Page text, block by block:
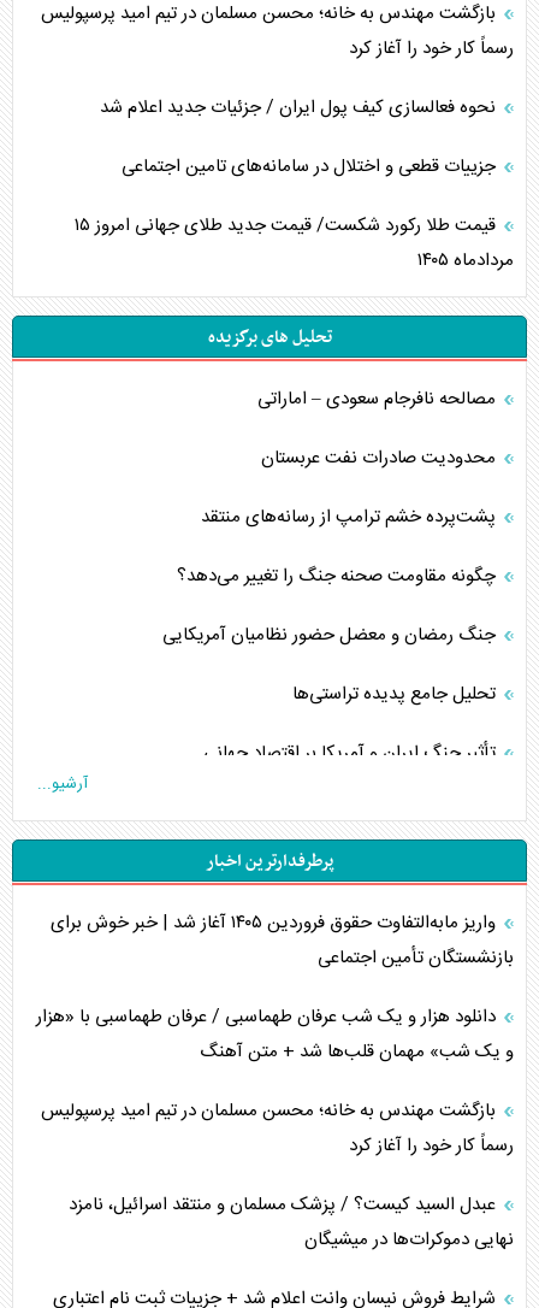
بازگشت مهندس به خانه؛ محسن مسلمان در تیم امید پرسپولیس
رسماً کار خود را آغاز کرد
نحوه فعالسازی کیف پول ایران / جزئیات جدید اعلام شد
جزییات قطعی و اختلال در سامانه‌های تامین اجتماعی
قیمت طلا رکورد شکست/ قیمت جدید طلای جهانی امروز ۱۵
مردادماه ۱۴۰۵
تحلیل های برگزیده
مصالحه نافرجام سعودی – اماراتی
محدودیت صادرات نفت عربستان
پشت‌پرده خشم ترامپ از رسانه‌های منتقد
چگونه مقاومت صحنه جنگ را تغییر می‌دهد؟
جنگ رمضان و معضل حضور نظامیان آمریکایی
تحلیل جامع پدیده تراستی‌ها
تأثیر جنگ ایران و آمریکا بر اقتصاد جهانی
تخریب پل‌ها در اوکراین و فروپاشی روایت دوگانه غرب
اربعین، کابوس مشترک تل‌آویو-واشنگتن
برنامه هفتم توسعه در نقطه کور سیاستگذاری
اوکراین بازوی مخرب آمریکا در غرب آسیا
اهمیت راهبردی اردن برای آمریکا
پیام، ظرفیت بالفعل‌نشده تجارت ایران
همسویی عربستان با سنتکام علیه متحدان ایران
ترامپ و توهم خلع سلاح حماس
آرشیو...
پرطرفدارترین اخبار
واریز مابه‌التفاوت حقوق فروردین ۱۴۰۵ آغاز شد | خبر خوش برای
بازنشستگان تأمین اجتماعی
دانلود هزار و یک شب عرفان طهماسبی / عرفان طهماسبی با «هزار
و یک شب» مهمان قلب‌ها شد + متن آهنگ
بازگشت مهندس به خانه؛ محسن مسلمان در تیم امید پرسپولیس
رسماً کار خود را آغاز کرد
عبدل السید کیست؟ / پزشک مسلمان و منتقد اسرائیل، نامزد
نهایی دموکرات‌ها در میشیگان
شرایط فروش نیسان وانت اعلام شد + جزییات ثبت نام اعتباری